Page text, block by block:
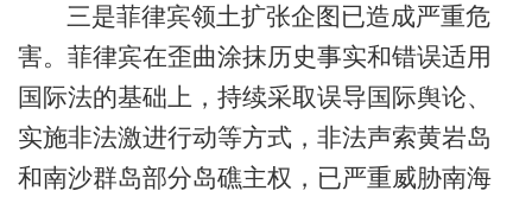
三是菲律宾领土扩张企图已造成严重危
害。菲律宾在歪曲涂抹历史事实和错误适用
国际法的基础上，持续采取误导国际舆论、
实施非法激进行动等方式，非法声索黄岩岛
和南沙群岛部分岛礁主权，已严重威胁南海